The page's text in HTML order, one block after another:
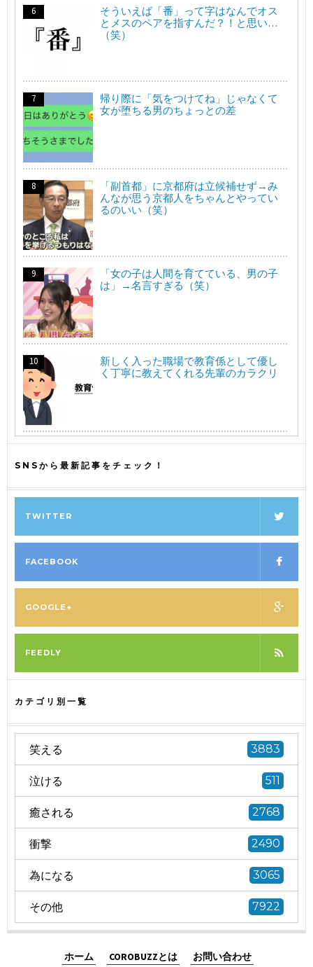
そういえば「番」って字はなんでオス
とメスのペアを指すんだ？！と思い…
（笑）
帰り際に「気をつけてね」じゃなくて
女が堕ちる男のちょっとの差
「副首都」に京都府は立候補せず→み
んなが思う京都人をちゃんとやってい
るのいい（笑）
「女の子は人間を育てている、男の子
は」→名言すぎる（笑）
新しく入った職場で教育係として優し
く丁寧に教えてくれる先輩のカラクリ
SNSから最新記事をチェック！
TWITTER
FACEBOOK
GOOGLE+
FEEDLY
カテゴリ別一覧
笑える 3883
泣ける 511
癒される 2768
衝撃 2490
為になる 3065
その他 7922
ホーム COROBUZZとは お問い合わせ